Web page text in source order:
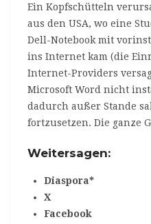
Ein Kopfschütteln
aus den USA, wo eine
Dell-Notebook mit
ins Internet kam (die
Internet-Providers
Microsoft Word nicht
dadurch außer Stande
fortzusetzen. Die ganze
Weitersagen:
Diaspora*
X
Facebook